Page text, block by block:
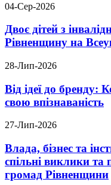
04-Сер-2026
Двоє дітей з
Рівненщину на
28-Лип-2026
Від ідеї до бренду:
свою впізнаваність
27-Лип-2026
Влада, бізнес та
спільні виклики та
громад Рівненщини